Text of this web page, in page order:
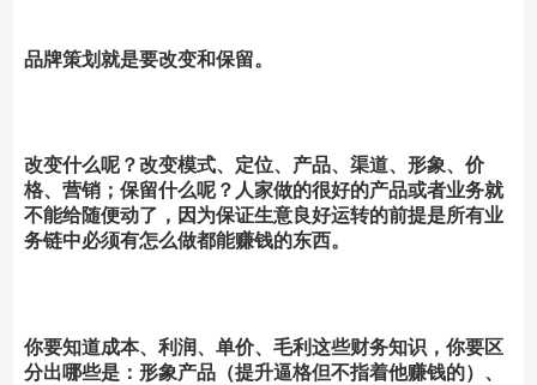
品牌策划就是要改变和保留。
改变什么呢？改变模式、定位、产品、渠道、形象、价
格、营销；保留什么呢？人家做的很好的产品或者业务就
不能给随便动了，因为保证生意良好运转的前提是所有业
务链中必须有怎么做都能赚钱的东西。
你要知道成本、利润、单价、毛利这些财务知识，你要区
分出哪些是：形象产品（提升逼格但不指着他赚钱的）、